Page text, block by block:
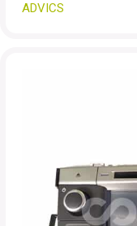
ADVICS